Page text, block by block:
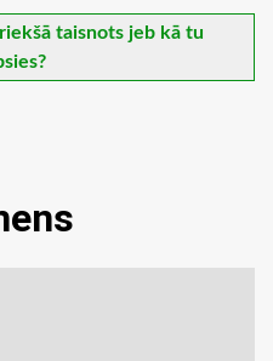
taisnots jeb kā tu